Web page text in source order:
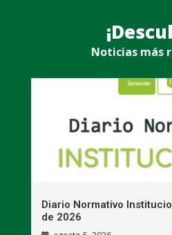
Noticias más
Diario Normativo
de 2026